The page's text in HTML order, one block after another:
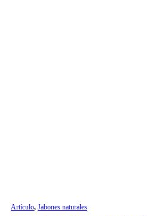
Artículo, Jabones naturales